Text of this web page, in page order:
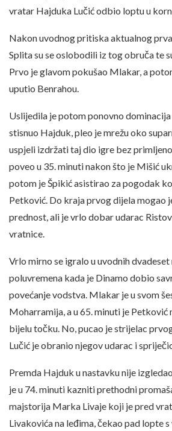
vratar Hajduka Lučić odbio loptu u
Nakon uvodnog pritiska aktualnog
Splita su se oslobodili iz tog obruča te
Prvo je glavom pokušao Mlakar, a
uputio Benrahou.
Uslijedila je potom ponovno
stisnuo Hajduk, pleo je mrežu oko
uspjeli izdržati taj dio igre bez
poveo u 35. minuti nakon što je Mišić
potom je Špikić asistirao za pogodak
Petković. Do kraja prvog dijela mogao
prednost, ali je vrlo dobar udarac
vratnice.
Vrlo mirno se igralo u uvodnih
poluvremena kada je Dinamo dobio
povećanje vodstva. Mlakar je u svom
Moharramija, a u 65. minuti je Petković
bijelu točku. No, pucao je strijelac
Lučić je obranio njegov udarac i
Premda Hajduk u nastavku nije
je u 74. minuti kazniti prethodni
majstorija Marka Livaje koji je pred
Livakovića na leđima, čekao pad lopte